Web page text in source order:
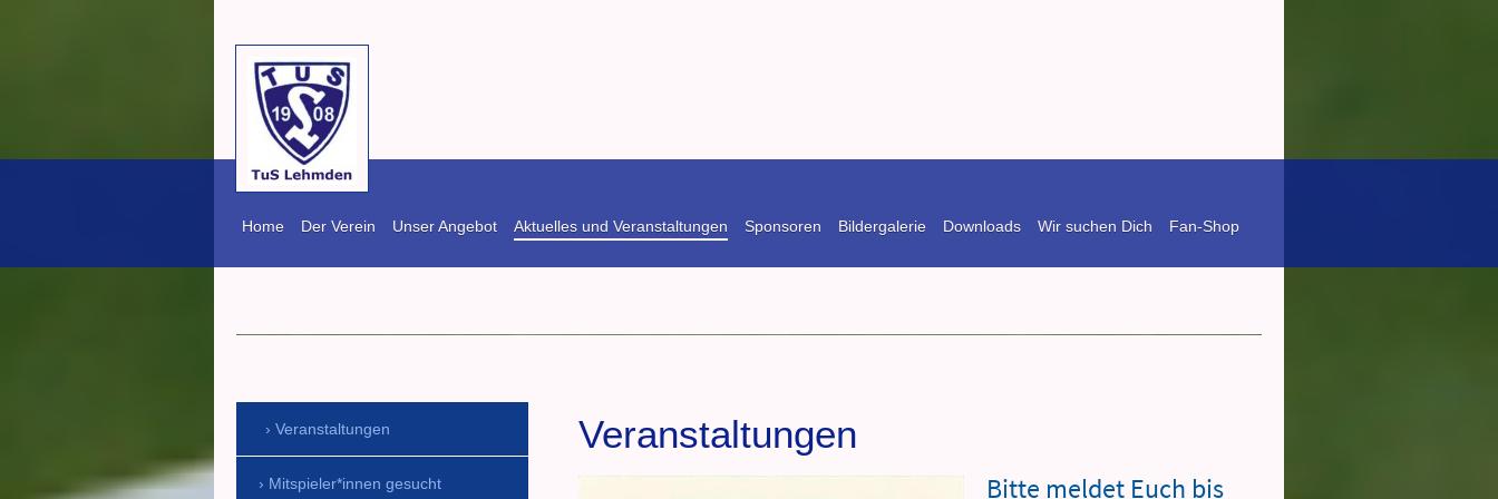
Home Der Verein Unser Angebot Aktuelles und Veranstaltungen Sponsoren Bildergalerie Downloads Wir suchen Dich Fan-Shop
Veranstaltungen
Bitte meldet Euch bis
Veranstaltungen
Mitspieler*innen gesucht